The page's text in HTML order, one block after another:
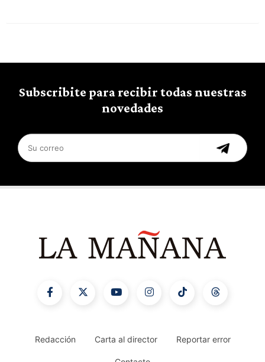
Subscribite para recibir todas nuestras
novedades
Redacción Carta al director Reportar error